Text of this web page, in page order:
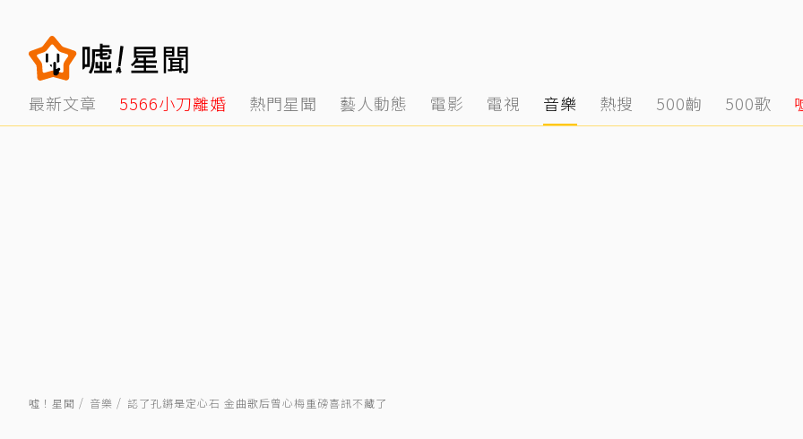
最新文章 5566小刀離婚 熱門星聞 藝人動態 電影 電視 音樂 熱搜 500齣 500歌
噓！星聞 音樂 認了孔鏘是定心石 金曲歌后曾心梅重磅喜訊不藏了